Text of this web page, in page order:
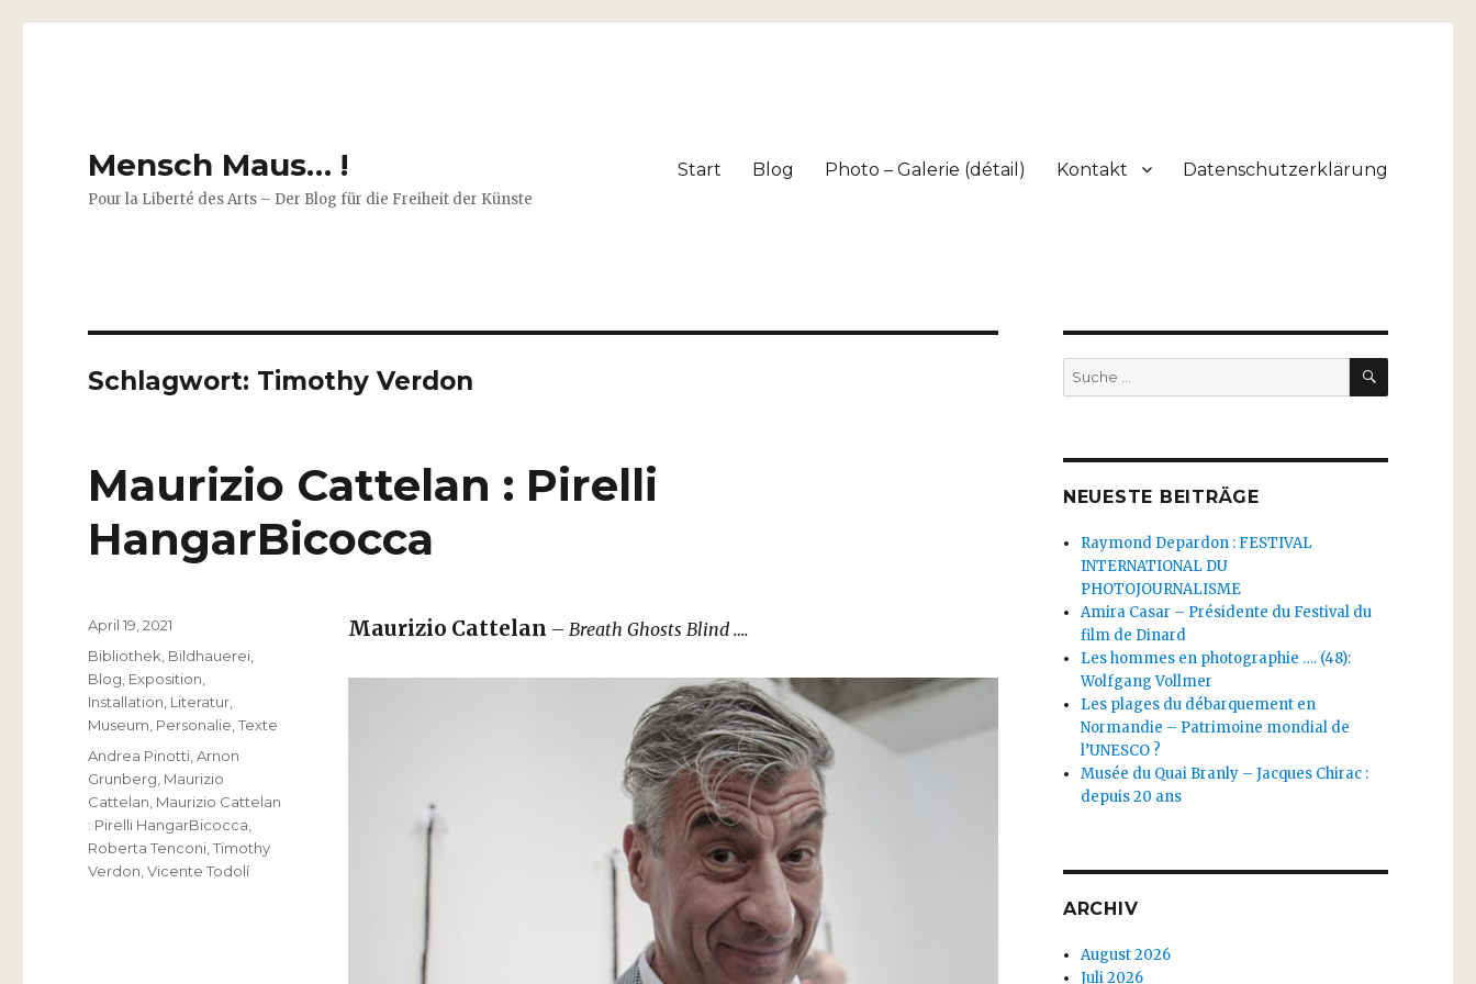
Mensch Maus… !
Pour la Liberté des Arts – Der Blog für die Freiheit der Künste
Start Blog Photo – Galerie (détail) Kontakt Datenschutzerklärung
Schlagwort: Timothy Verdon
Maurizio Cattelan : Pirelli
HangarBicocca
Maurizio Cattelan – Breath Ghosts Blind ….
Veröffentlicht
am
April 19, 2021
Kategorien
Bibliothek Bildhauerei
Blog Exposition
Installation Literatur
Museum Personalie ,Texte
Schlagwörter
Andrea Pinotti ,Arnon
Grunberg Maurizio
Cattelan Maurizio Cattelan
: Pirelli HangarBicocca
Roberta Tenconi ,Timothy
Verdon ,Vicente Todolí
Suche
nach:
SUCHEN
NEUESTE BEITRÄGE
Raymond Depardon : FESTIVAL
INTERNATIONAL DU
PHOTOJOURNALISME
Amira Casar – Présidente du Festival du
film de Dinard
Les hommes en photographie …. (48):
Wolfgang Vollmer
Les plages du débarquement en
Normandie – Patrimoine mondial de
l’UNESCO ?
Musée du Quai Branly – Jacques Chirac :
depuis 20 ans
ARCHIV
August 2026
Juli 2026